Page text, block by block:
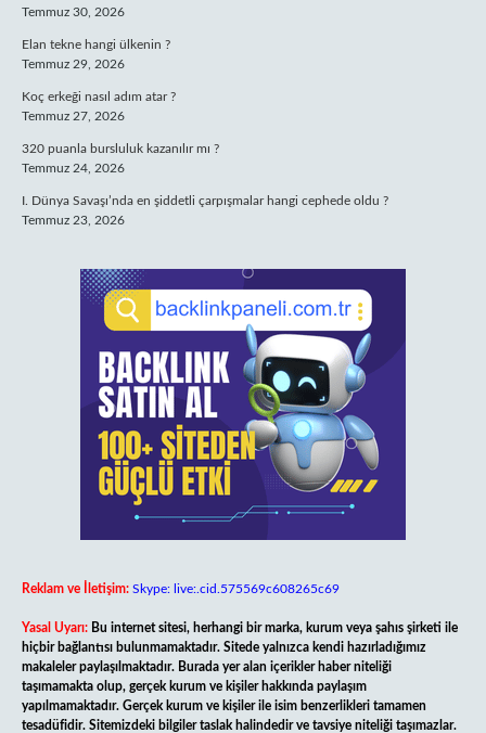
Temmuz 30, 2026
Elan tekne hangi ülkenin ?
Temmuz 29, 2026
Koç erkeği nasıl adım atar ?
Temmuz 27, 2026
320 puanla bursluluk kazanılır mı ?
Temmuz 24, 2026
I. Dünya Savaşı’nda en şiddetli çarpışmalar hangi cephede oldu ?
Temmuz 23, 2026
Reklam ve İletişim: Skype: live:.cid.575569c608265c69
Yasal Uyarı: Bu internet sitesi, herhangi bir marka, kurum veya şahıs şirketi ile
hiçbir bağlantısı bulunmamaktadır. Sitede yalnızca kendi hazırladığımız
makaleler paylaşılmaktadır. Burada yer alan içerikler haber niteliği
taşımamakta olup, gerçek kurum ve kişiler hakkında paylaşım
yapılmamaktadır. Gerçek kurum ve kişiler ile isim benzerlikleri tamamen
tesadüfidir. Sitemizdeki bilgiler taslak halindedir ve tavsiye niteliği taşımazlar.